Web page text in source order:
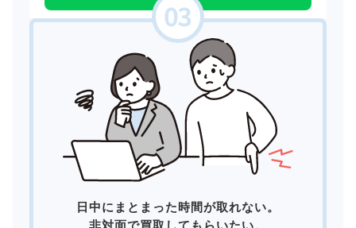
日中にまとまった時間が取れない。